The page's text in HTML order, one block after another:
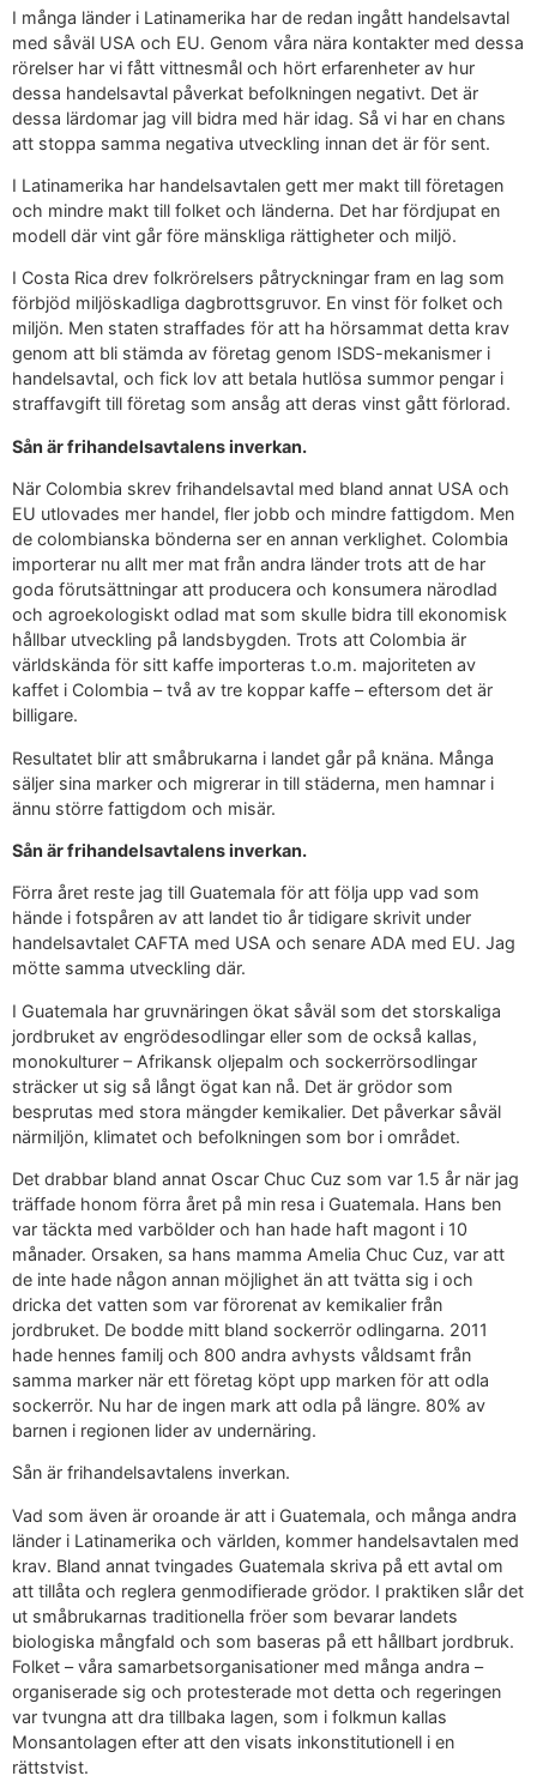
I många länder i Latinamerika har de redan ingått handelsavtal
med såväl USA och EU. Genom våra nära kontakter med dessa
rörelser har vi fått vittnesmål och hört erfarenheter av hur
dessa handelsavtal påverkat befolkningen negativt. Det är
dessa lärdomar jag vill bidra med här idag. Så vi har en chans
att stoppa samma negativa utveckling innan det är för sent.
I Latinamerika har handelsavtalen gett mer makt till företagen
och mindre makt till folket och länderna. Det har fördjupat en
modell där vint går före mänskliga rättigheter och miljö.
I Costa Rica drev folkrörelsers påtryckningar fram en lag som
förbjöd miljöskadliga dagbrottsgruvor. En vinst för folket och
miljön. Men staten straffades för att ha hörsammat detta krav
genom att bli stämda av företag genom ISDS-mekanismer i
handelsavtal, och fick lov att betala hutlösa summor pengar i
straffavgift till företag som ansåg att deras vinst gått förlorad.
Sån är frihandelsavtalens inverkan.
När Colombia skrev frihandelsavtal med bland annat USA och
EU utlovades mer handel, fler jobb och mindre fattigdom. Men
de colombianska bönderna ser en annan verklighet. Colombia
importerar nu allt mer mat från andra länder trots att de har
goda förutsättningar att producera och konsumera närodlad
och agroekologiskt odlad mat som skulle bidra till ekonomisk
hållbar utveckling på landsbygden. Trots att Colombia är
världskända för sitt kaffe importeras t.o.m. majoriteten av
kaffet i Colombia – två av tre koppar kaffe – eftersom det är
billigare.
Resultatet blir att småbrukarna i landet går på knäna. Många
säljer sina marker och migrerar in till städerna, men hamnar i
ännu större fattigdom och misär.
Sån är frihandelsavtalens inverkan.
Förra året reste jag till Guatemala för att följa upp vad som
hände i fotspåren av att landet tio år tidigare skrivit under
handelsavtalet CAFTA med USA och senare ADA med EU. Jag
mötte samma utveckling där.
I Guatemala har gruvnäringen ökat såväl som det storskaliga
jordbruket av engrödesodlingar eller som de också kallas,
monokulturer – Afrikansk oljepalm och sockerrörsodlingar
sträcker ut sig så långt ögat kan nå. Det är grödor som
besprutas med stora mängder kemikalier. Det påverkar såväl
närmiljön, klimatet och befolkningen som bor i området.
Det drabbar bland annat Oscar Chuc Cuz som var 1.5 år när jag
träffade honom förra året på min resa i Guatemala. Hans ben
var täckta med varbölder och han hade haft magont i 10
månader. Orsaken, sa hans mamma Amelia Chuc Cuz, var att
de inte hade någon annan möjlighet än att tvätta sig i och
dricka det vatten som var förorenat av kemikalier från
jordbruket. De bodde mitt bland sockerrör odlingarna. 2011
hade hennes familj och 800 andra avhysts våldsamt från
samma marker när ett företag köpt upp marken för att odla
sockerrör. Nu har de ingen mark att odla på längre. 80% av
barnen i regionen lider av undernäring.
Sån är frihandelsavtalens inverkan.
Vad som även är oroande är att i Guatemala, och många andra
länder i Latinamerika och världen, kommer handelsavtalen med
krav. Bland annat tvingades Guatemala skriva på ett avtal om
att tillåta och reglera genmodifierade grödor. I praktiken slår det
ut småbrukarnas traditionella fröer som bevarar landets
biologiska mångfald och som baseras på ett hållbart jordbruk.
Folket – våra samarbetsorganisationer med många andra –
organiserade sig och protesterade mot detta och regeringen
var tvungna att dra tillbaka lagen, som i folkmun kallas
Monsantolagen efter att den visats inkonstitutionell i en
rättstvist.